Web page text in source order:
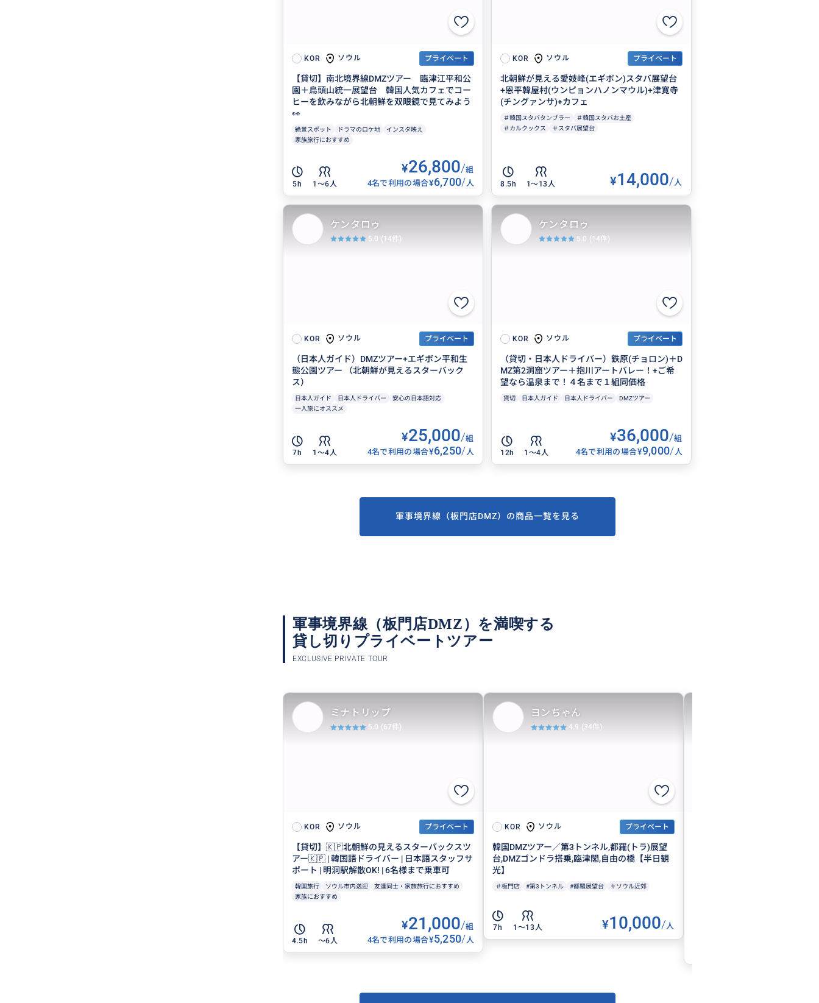
KOR ソウル プライベート
【貸切】南北境界線DMZツアー 臨津江平和公
園＋烏頭山統一展望台 韓国人気カフェでコー
ヒーを飲みながら北朝鮮を双眼鏡で見てみよう
👀
絶景スポット ドラマのロケ地
インスタ映え
家族旅行におすすめ
5h 1〜6人
¥26,800/組
4名で利用の場合¥6,700/ 人
KOR ソウル プライベート
北朝鮮が見える愛妓峰(エギボン)スタバ展望台
+恩平韓屋村(ウンピョンハノンマウル)+津寛寺
(チングァンサ)+カフェ
＃韓国スタバタンブラー
＃韓国スタバお土産
＃カルクックス
＃スタバ展望台
8.5h 1〜13人 ¥14,000/人
KOR ソウル プライベート
（日本人ガイド）DMZツアー+エギボン平和生
態公園ツアー （北朝鮮が見えるスターバック
ス）
日本人ガイド 日本人ドライバー
安心の日本語対応
一人旅にオススメ
7h 1〜4人
¥25,000/組
4名で利用の場合¥6,250/ 人
ケンタロゥ
5.0 (14件)
KOR ソウル プライベート
（貸切・日本人ドライバー）鉄原(チョロン)＋D
MZ第2洞窟ツアー＋抱川アートバレー！+ご希
望なら温泉まで！４名まで１組同価格
貸切 日本人ガイド 日本人ドライバー DMZツアー
12h 1〜4人
¥36,000/組
4名で利用の場合¥9,000/ 人
ケンタロゥ
5.0 (14件)
軍事境界線（板門店DMZ）の商品一覧を見る
軍事境界線（板門店DMZ）を満喫する
貸し切りプライベートツアー
EXCLUSIVE PRIVATE TOUR
KOR ソウル プライベート
【貸切】🇰🇵北朝鮮の見えるスターバックスツ
アー🇰🇵 | 韓国語ドライバー | 日本語スタッフサ
ポート | 明洞駅解散OK! | 6名様まで乗車可
韓国旅行 ソウル市内送迎
友達同士・家族旅行におすすめ
家族におすすめ
4.5h 〜6人
¥21,000/組
4名で利用の場合¥5,250/ 人
ミナトリップ
5.0 (67件)
KOR ソウル プライベート
韓国DMZツアー／第3トンネル,都羅(トラ)展望
台,DMZゴンドラ搭乗,臨津閣,自由の橋【半日観
光】
＃板門店 #第3トンネル #都羅展望台 ＃ソウル近郊
7h 1〜13人 ¥10,000/人
ヨンちゃん
4.9 (34件)